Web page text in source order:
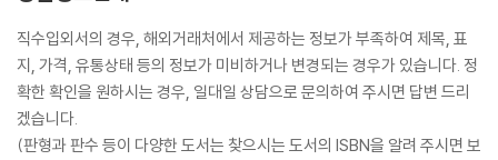
직수입외서의 경우, 해외거래처에서 제공하는 정보가 부족하여 제목, 표
지, 가격, 유통상태 등의 정보가 미비하거나 변경되는 경우가 있습니다. 정
확한 확인을 원하시는 경우, 일대일 상담으로 문의하여 주시면 답변 드리
겠습니다.
(판형과 판수 등이 다양한 도서는 찾으시는 도서의 ISBN을 알려 주시면 보